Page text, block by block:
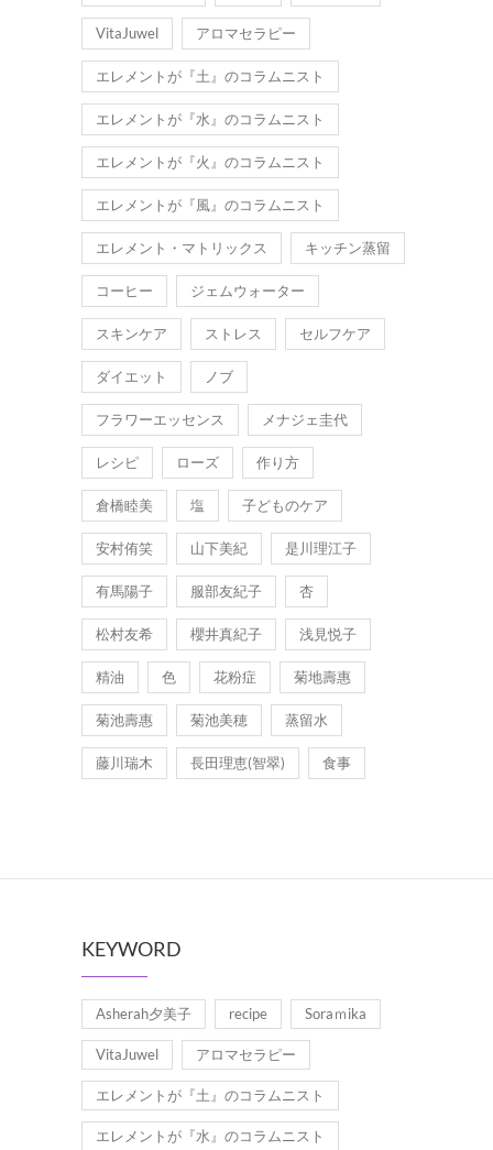
VitaJuwel アロマセラピー
エレメントが『土』のコラムニスト
エレメントが『水』のコラムニスト
エレメントが『火』のコラムニスト
エレメントが『風』のコラムニスト
エレメント・マトリックス キッチン蒸留
コーヒー ジェムウォーター
スキンケア ストレス セルフケア
ダイエット ノブ
フラワーエッセンス メナジェ圭代
レシピ ローズ 作り方
倉橋睦美 塩 子どものケア
安村侑笑 山下美紀 是川理江子
有馬陽子 服部友紀子 杏
松村友希 櫻井真紀子 浅見悦子
精油 色 花粉症 菊地壽惠
菊池壽惠 菊池美穂 蒸留水
藤川瑞木 長田理恵(智翠) 食事
KEYWORD
Asherah夕美子 recipe Soraｍika
VitaJuwel アロマセラピー
エレメントが『土』のコラムニスト
エレメントが『水』のコラムニスト